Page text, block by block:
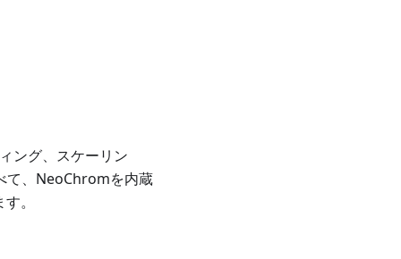
ング、スケーリン
て、NeoChromを内蔵
。